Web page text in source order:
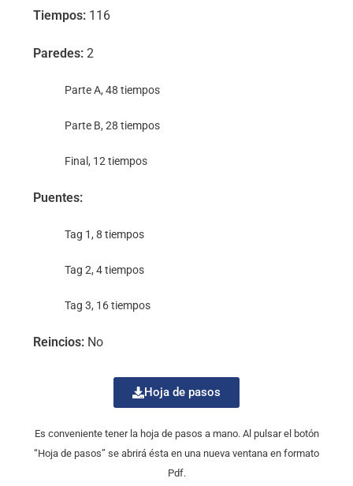
Tiempos: 116
Paredes: 2
Parte A, 48 tiempos
Parte B, 28 tiempos
Final, 12 tiempos
Puentes:
Tag 1, 8 tiempos
Tag 2, 4 tiempos
Tag 3, 16 tiempos
Reincios: No
Hoja de pasos
Es conveniente tener la hoja de pasos a mano. Al pulsar el botón
“Hoja de pasos” se abrirá ésta en una nueva ventana en formato
Pdf.